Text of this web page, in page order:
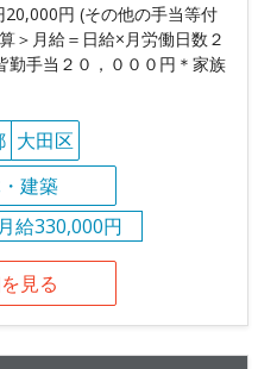
円 (その他の手当等付
＞月給＝日給×月労働日数２
勤手当２０，０００円＊家族
大田区
建築
月給330,000円
見る